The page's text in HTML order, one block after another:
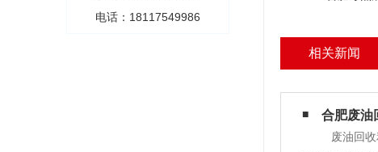
电话：18117549986
相关新闻
合肥废油
废油回收